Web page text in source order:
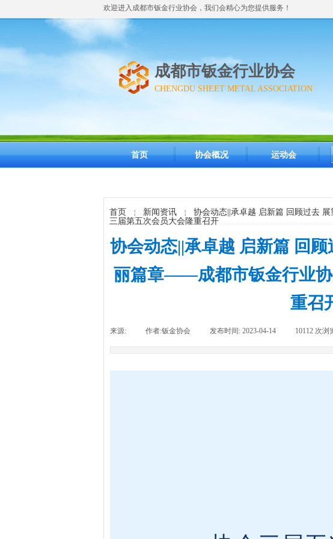
欢迎进入成都市钣金行业协会，我们会精心为您提供服务！
CHENGDU SHEET METAL ASSOCIATION
成都市钣金行业协会
首页 协会概况 运动会
首页 ￤ 新闻资讯 ￤
协会动态||承卓越 启新篇 回顾过去
三届第五次会员大会隆重召开
协会动态||承卓越 启新篇 回
丽篇章——成都市钣金行业
重召
来源: 作者:钣金协会 发布时间: 2023-04-14 10112 次浏